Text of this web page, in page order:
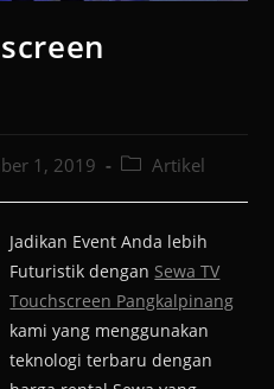
1, 2019 Artikel
Jadikan Event Anda lebih
Futuristik dengan Sewa TV
Touchscreen Pangkalpinang
kami yang menggunakan
teknologi terbaru dengan